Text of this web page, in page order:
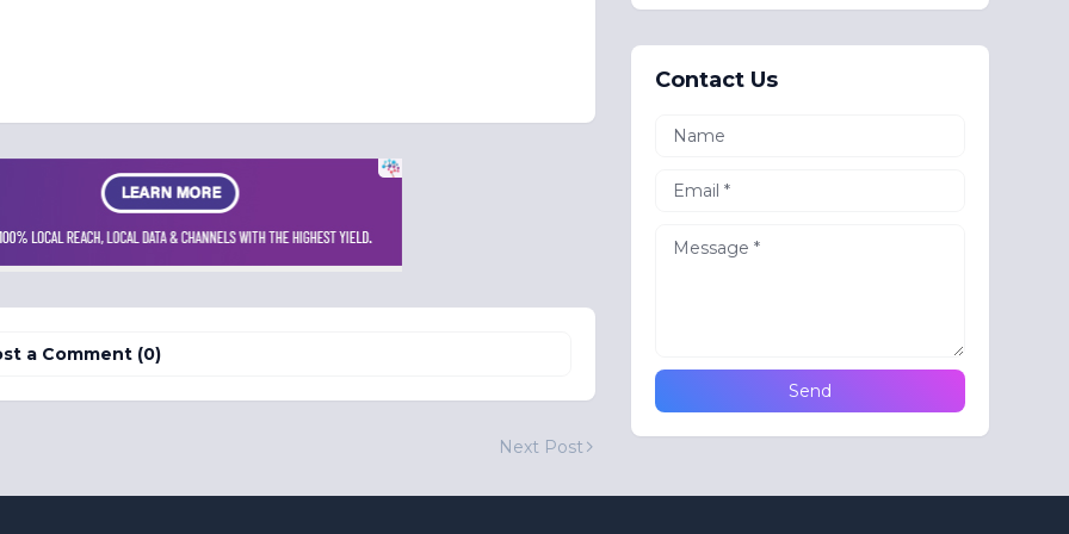
a Comment (0)
Next Post
Contact Us